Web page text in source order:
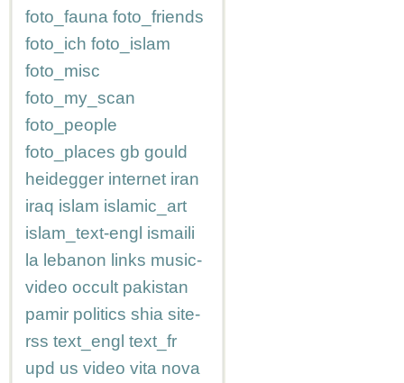
foto_fauna foto_friends
foto_ich foto_islam
foto_misc
foto_my_scan
foto_people
foto_places gb gould
heidegger internet iran
iraq islam islamic_art
islam_text-engl ismaili
la lebanon links music-
video occult pakistan
pamir politics shia site-
rss text_engl text_fr
upd us video vita nova